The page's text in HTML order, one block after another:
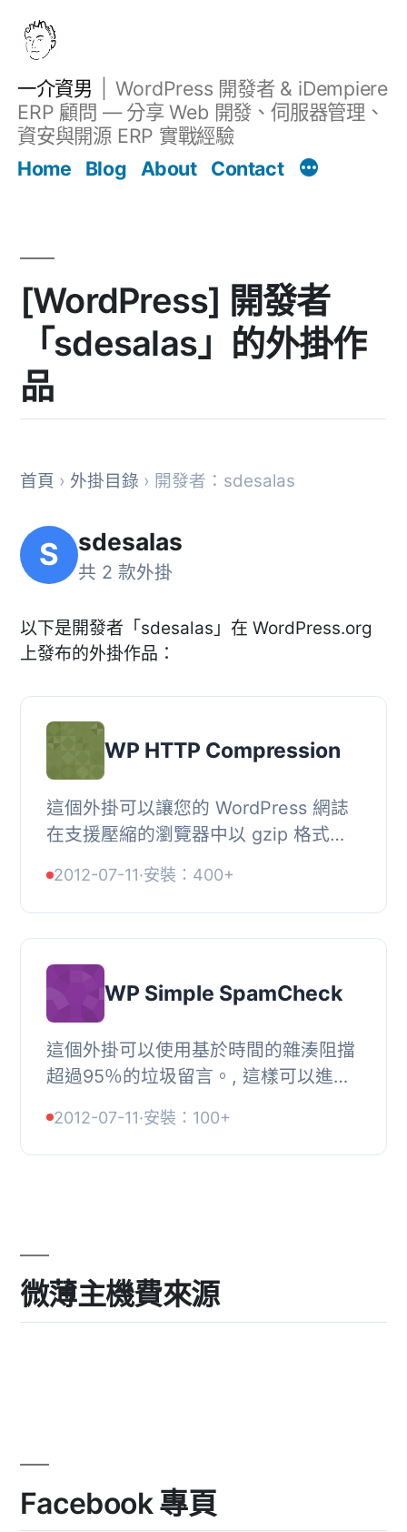
一介資男
WordPress 開發者 & iDempiere
ERP 顧問 — 分享 Web 開發、伺服器管理、
資安與開源 ERP 實戰經驗
Home
Blog About Contact
[WordPress] 開發者
「sdesalas」的外掛作
品
首頁 › 外掛目錄 › 開發者：sdesalas
S sdesalas
共 2 款外掛
以下是開發者「sdesalas」在 WordPress.org
上發布的外掛作品：
WP HTTP Compression
這個外掛可以讓您的 WordPress 網誌
在支援壓縮的瀏覽器中以 gzip 格式輸
小減少 60-80%（對於寬頻用戶），並
且下載速度提高...
2012-07-11·安裝：400+
WP Simple SpamCheck
這個外掛可以使用基於時間的雜湊阻擋
超過95％的垃圾留言。, 這樣可以進行
言，而且不需要註冊到第三方API。, 這
個外掛已經...
2012-07-11·安裝：100+
微薄主機費來源
Facebook 專頁
文章 Filter